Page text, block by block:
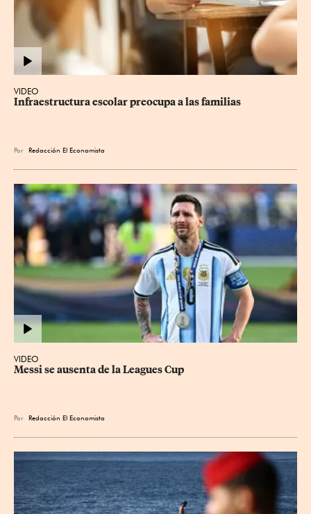
VIDEO
Infraestructura escolar preocupa a las familias
Por Redacción El Economista
VIDEO
Messi se ausenta de la Leagues Cup
Por Redacción El Economista